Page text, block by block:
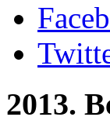
2013.